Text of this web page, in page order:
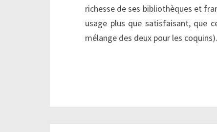
richesse de ses bibliothèques et
usage plus que satisfaisant, que
mélange des deux pour les